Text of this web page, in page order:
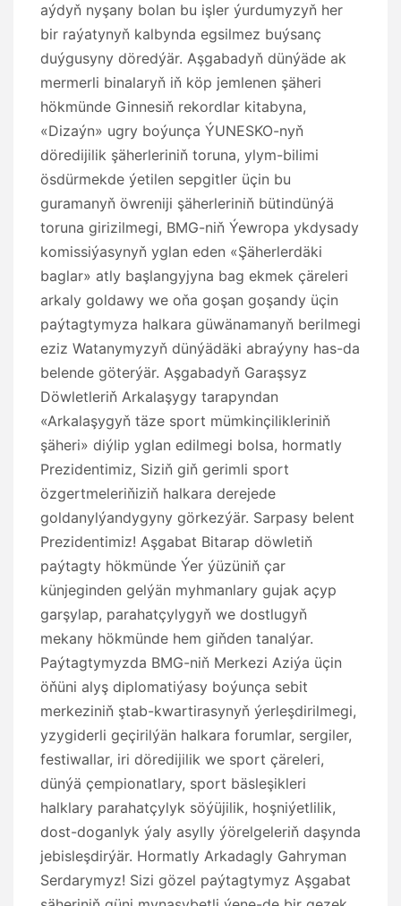
aýdyň nyşany bolan bu işler ýurdumyzyň her
bir raýatynyň kalbynda egsilmez buýsanç
duýgusyny döredýär. Aşgabadyň dünýäde ak
mermerli binalaryň iň köp jemlenen şäheri
hökmünde Ginnesiň rekordlar kitabyna,
«Dizaýn» ugry boýunça ÝUNESKO-nyň
döredijilik şäherleriniň toruna, ylym-bilimi
ösdürmekde ýetilen sepgitler üçin bu
guramanyň öwreniji şäherleriniň bütindünýä
toruna girizilmegi, BMG-niň Ýewropa ykdysady
komissiýasynyň yglan eden «Şäherlerdäki
baglar» atly başlangyjyna bag ekmek çäreleri
arkaly goldawy we oňa goşan goşandy üçin
paýtagtymyza halkara güwänamanyň berilmegi
eziz Watanymyzyň dünýädäki abraýyny has-da
belende göterýär. Aşgabadyň Garaşsyz
Döwletleriň Arkalaşygy tarapyndan
«Arkalaşygyň täze sport mümkinçilikleriniň
şäheri» diýlip yglan edilmegi bolsa, hormatly
Prezidentimiz, Siziň giň gerimli sport
özgertmeleriňiziň halkara derejede
goldanylýandygyny görkezýär. Sarpasy belent
Prezidentimiz! Aşgabat Bitarap döwletiň
paýtagty hökmünde Ýer ýüzüniň çar
künjeginden gelýän myhmanlary gujak açyp
garşylap, parahatçylygyň we dostlugyň
mekany hökmünde hem giňden tanalýar.
Paýtagtymyzda BMG-niň Merkezi Aziýa üçin
öňüni alyş diplomatiýasy boýunça sebit
merkeziniň ştab-kwartirasynyň ýerleşdirilmegi,
yzygiderli geçirilýän halkara forumlar, sergiler,
festiwallar, iri döredijilik we sport çäreleri,
dünýä çempionatlary, sport bäsleşikleri
halklary parahatçylyk söýüjilik, hoşniýetlilik,
dost-doganlyk ýaly asylly ýörelgeleriň daşynda
jebisleşdirýär. Hormatly Arkadagly Gahryman
Serdarymyz! Sizi gözel paýtagtymyz Aşgabat